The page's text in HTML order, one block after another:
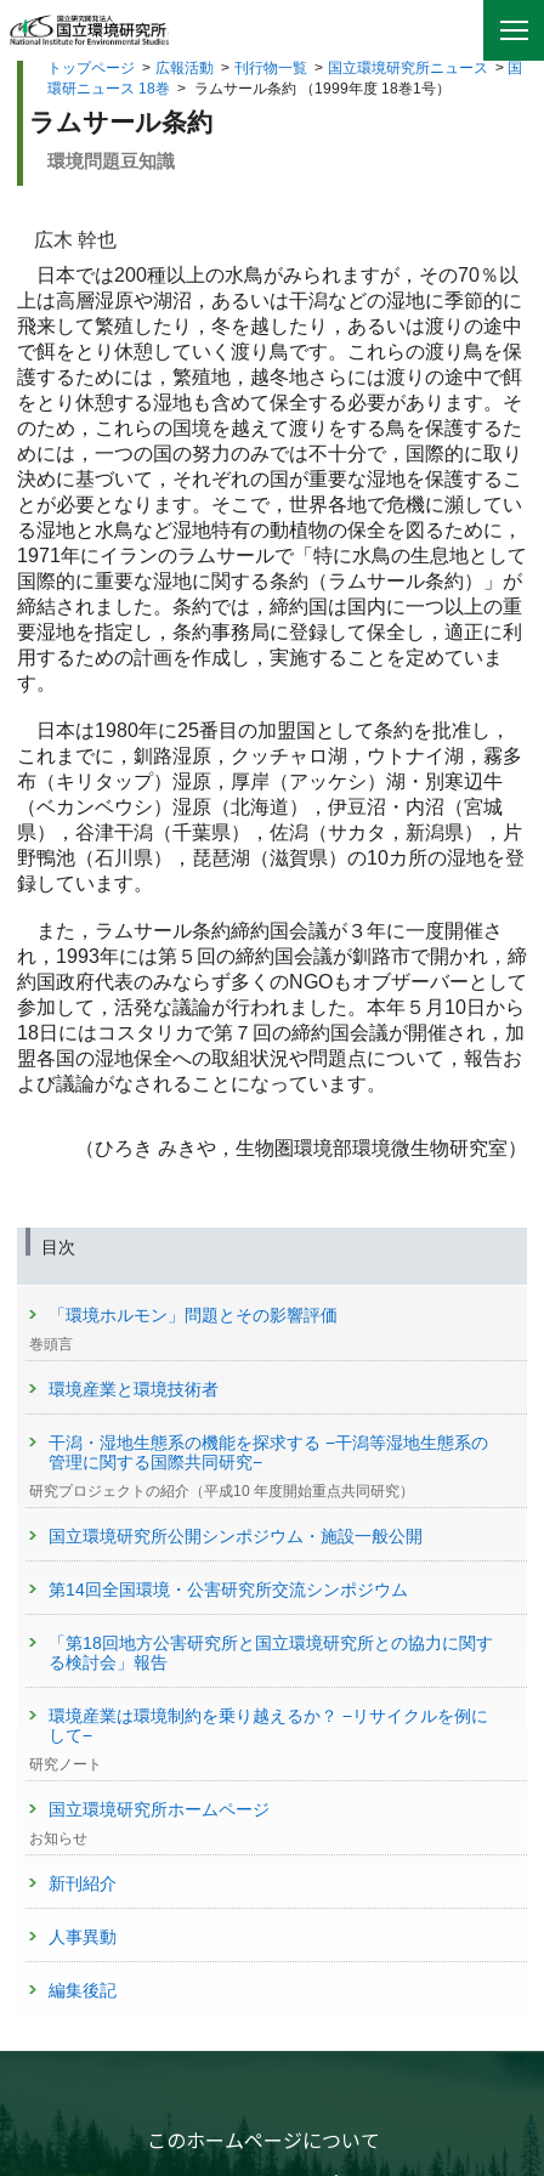
トップページ > 広報活動 > 刊行物一覧 > 国立環境研究所ニュース > 国
環研ニュース 18巻 > ラムサール条約 （1999年度 18巻1号）
ラムサール条約
環境問題豆知識
広木 幹也
日本では200種以上の水鳥がみられますが，その70％以
上は高層湿原や湖沼，あるいは干潟などの湿地に季節的に
飛来して繁殖したり，冬を越したり，あるいは渡りの途中
で餌をとり休憩していく渡り鳥です。これらの渡り鳥を保
護するためには，繁殖地，越冬地さらには渡りの途中で餌
をとり休憩する湿地も含めて保全する必要があります。そ
のため，これらの国境を越えて渡りをする鳥を保護するた
めには，一つの国の努力のみでは不十分で，国際的に取り
決めに基づいて，それぞれの国が重要な湿地を保護するこ
とが必要となります。そこで，世界各地で危機に瀕してい
る湿地と水鳥など湿地特有の動植物の保全を図るために，
1971年にイランのラムサールで「特に水鳥の生息地として
国際的に重要な湿地に関する条約（ラムサール条約）」が
締結されました。条約では，締約国は国内に一つ以上の重
要湿地を指定し，条約事務局に登録して保全し，適正に利
用するための計画を作成し，実施することを定めていま
す。
日本は1980年に25番目の加盟国として条約を批准し，
これまでに，釧路湿原，クッチャロ湖，ウトナイ湖，霧多
布（キリタップ）湿原，厚岸（アッケシ）湖・別寒辺牛
（ベカンベウシ）湿原（北海道），伊豆沼・内沼（宮城
県），谷津干潟（千葉県），佐潟（サカタ，新潟県），片
野鴨池（石川県），琵琶湖（滋賀県）の10カ所の湿地を登
録しています。
また，ラムサール条約締約国会議が３年に一度開催さ
れ，1993年には第５回の締約国会議が釧路市で開かれ，締
約国政府代表のみならず多くのNGOもオブザーバーとして
参加して，活発な議論が行われました。本年５月10日から
18日にはコスタリカで第７回の締約国会議が開催され，加
盟各国の湿地保全への取組状況や問題点について，報告お
よび議論がなされることになっています。
（ひろき みきや，生物圏環境部環境微生物研究室）
目次
「環境ホルモン」問題とその影響評価
巻頭言
環境産業と環境技術者
干潟・湿地生態系の機能を探求する −干潟等湿地生態系の
管理に関する国際共同研究−
研究プロジェクトの紹介（平成10 年度開始重点共同研究）
国立環境研究所公開シンポジウム・施設一般公開
第14回全国環境・公害研究所交流シンポジウム
「第18回地方公害研究所と国立環境研究所との協力に関す
る検討会」報告
環境産業は環境制約を乗り越えるか？ −リサイクルを例に
して−
研究ノート
国立環境研究所ホームページ
お知らせ
新刊紹介
人事異動
編集後記
このホームページについて